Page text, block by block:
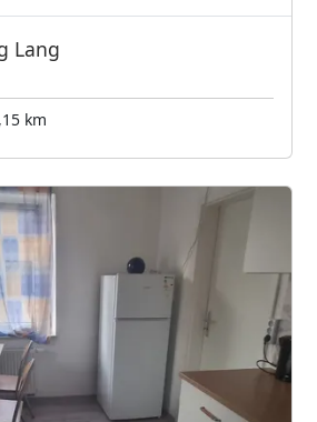
Lang
km